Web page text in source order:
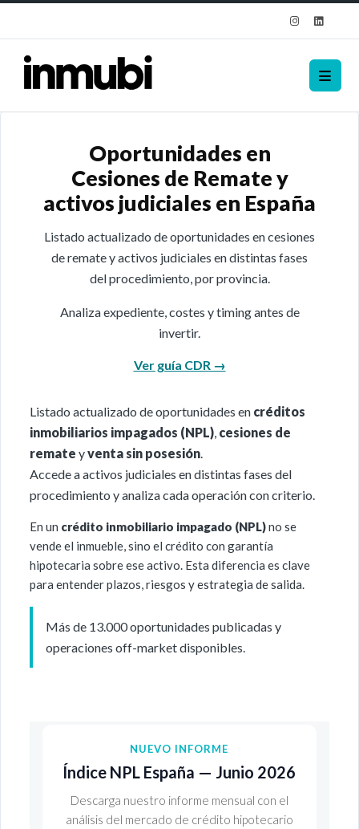
Oportunidades en
Cesiones de Remate y
activos judiciales en España
Listado actualizado de oportunidades en cesiones
de remate y activos judiciales en distintas fases
del procedimiento, por provincia.
Analiza expediente, costes y timing antes de
invertir.
Ver guía CDR →
Listado actualizado de oportunidades en créditos
inmobiliarios impagados (NPL), cesiones de
remate yventa sin posesión.
Accede a activos judiciales en distintas fases del
procedimiento y analiza cada operación con criterio.
En un crédito inmobiliario impagado (NPL)no se
vende el inmueble, sino el crédito con garantía
hipotecaria sobre ese activo. Esta diferencia es clave
para entender plazos, riesgos y estrategia de salida.
Más de 13.000 oportunidades publicadas y
operaciones off-market disponibles.
NUEVO INFORME
Índice NPL España — Junio 2026
Descarga nuestro informe mensual con el
análisis del mercado de crédito hipotecario